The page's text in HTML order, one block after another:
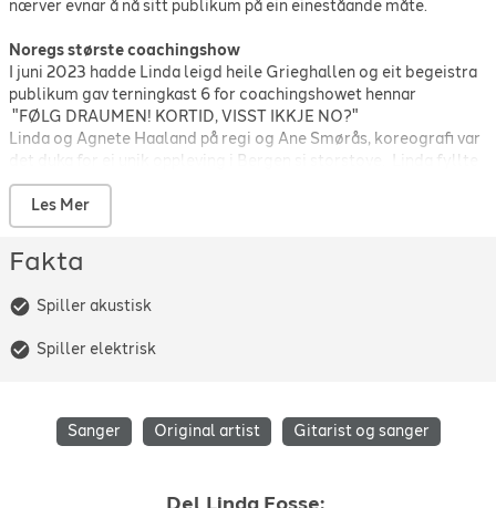
nærver evnar å nå sitt publikum på ein eineståande måte.
Noregs største coachingshow
I juni 2023 hadde Linda leigd heile Grieghallen og eit begeistra
publikum gav terningkast 6 for coachingshowet hennar
"FØLG DRAUMEN! KORTID, VISST IKKJE NO?"
Linda og Agnete Haaland på regi og Ane Smørås, koreografi var
det duka for ei unik oppleving i Bergen si storstove. Linda fyllte
scena og saman med gjestar som m.a. Lothepus, Cecilia m.fl.
skapte Linda historie med Noregs største coachingshow for
personleg utvikling og måloppnåing.
Linda Fosse er Noregs første vinnar av Medaasprisen
2000),
Ho har turnert Noreg på kryss og tvers i meir enn 30 år og har
hatt eigne framsyningar m.a. på Den Nationale Scene, Det
Norske Teatret i Oslo og Ole Bull Scene i Bergen. Linda Fosse
#inspirasjonsartisten
fengande foredrags-songar. «Edutainer»
Les Mer
Fakta
Spiller akustisk
Spiller elektrisk
Sanger Original artist Gitarist og sanger